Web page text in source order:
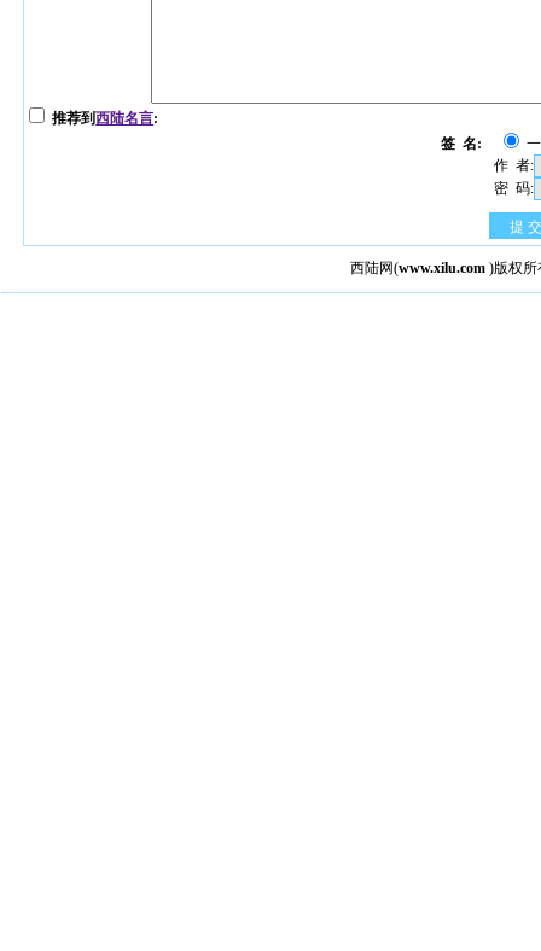
推荐到西陆名言:
签 名:
作 者:
密 码:
提 交
西陆网(www.xilu.com )版权